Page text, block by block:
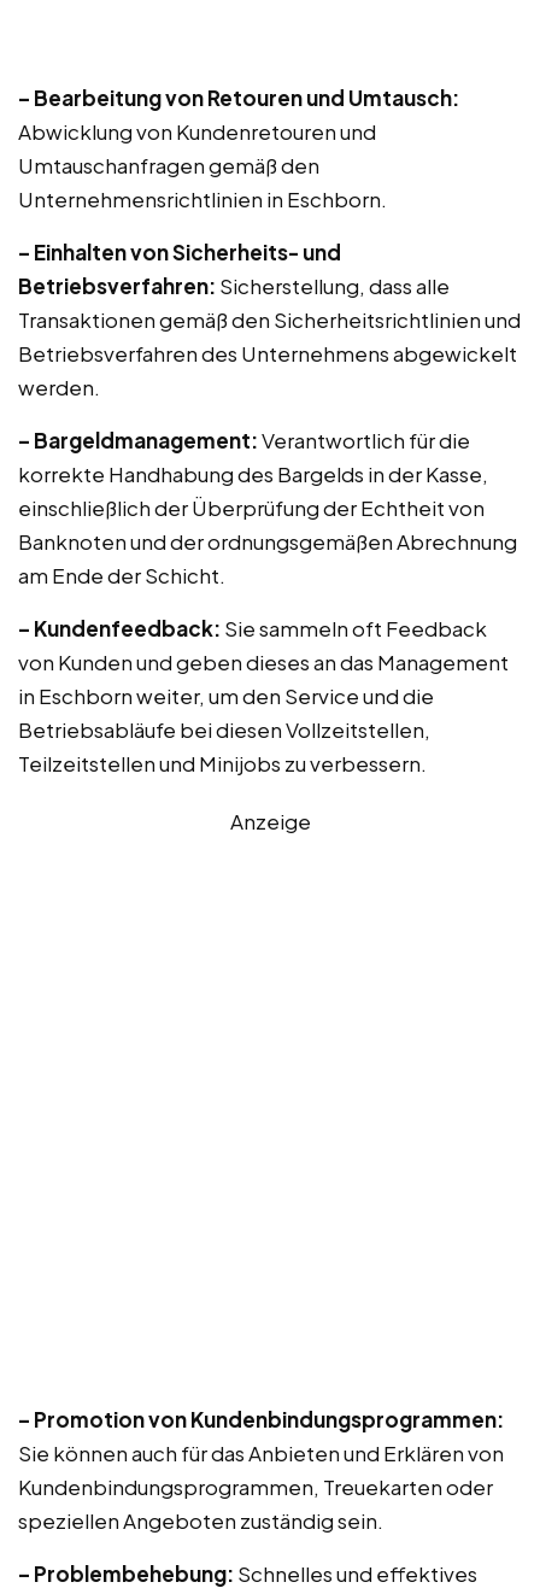
– Bearbeitung von Retouren und Umtausch:
Abwicklung von Kundenretouren und
Umtauschanfragen gemäß den
Unternehmensrichtlinien in Eschborn.
– Einhalten von Sicherheits- und
Betriebsverfahren: Sicherstellung, dass alle
Transaktionen gemäß den Sicherheitsrichtlinien und
Betriebsverfahren des Unternehmens abgewickelt
werden.
– Bargeldmanagement:Verantwortlich für die
korrekte Handhabung des Bargelds in der Kasse,
einschließlich der Überprüfung der Echtheit von
Banknoten und der ordnungsgemäßen Abrechnung
am Ende der Schicht.
– Kundenfeedback: Sie sammeln oft Feedback
von Kunden und geben dieses an das Management
in Eschborn weiter, um den Service und die
Betriebsabläufe bei diesen Vollzeitstellen,
Teilzeitstellen und Minijobs zu verbessern.
Anzeige
– Promotion von Kundenbindungsprogrammen:
Sie können auch für das Anbieten und Erklären von
Kundenbindungsprogrammen, Treuekarten oder
speziellen Angeboten zuständig sein.
– Problembehebung: Schnelles und effektives